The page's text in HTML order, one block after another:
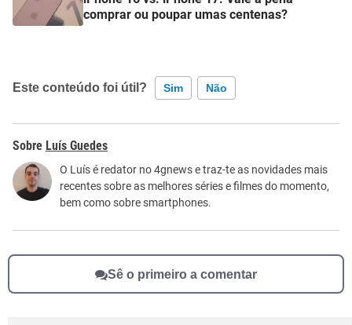
comprar ou poupar umas centenas?
Este conteúdo foi útil? Sim Não
Este conteúdo contém informação incorreta
Este conteúdo não tem a informação que procuro
Outro
Luís Guedes
O Luís é redator no 4gnews e traz-te as novidades mais
recentes sobre as melhores séries e filmes do momento,
bem como sobre smartphones.
Sê o primeiro a comentar